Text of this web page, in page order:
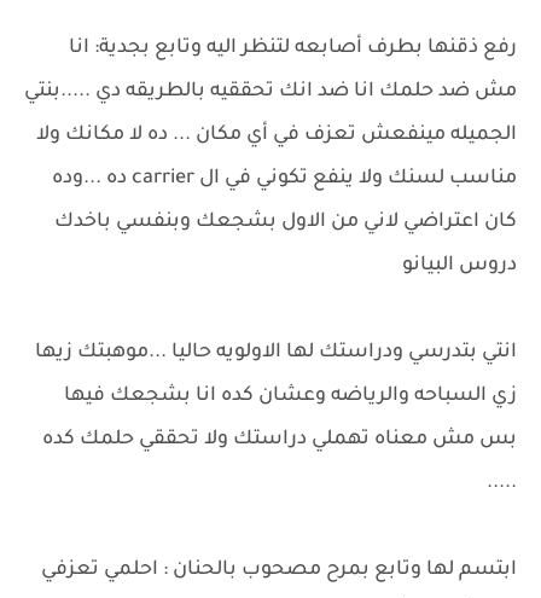
رفع ذقنها بطرف أصابعه لتنظر اليه وتابع بجدية: انا
مش ضد حلمك انا ضد انك تحققيه بالطريقه دي .....بنتي
الجميله مينفعش تعزف في أي مكان ... ده لا مكانك ولا
مناسب لسنك ولا ينفع تكوني في ال carrier ده ...وده
كان اعتراضي لاني من الاول بشجعك وبنفسي باخدك
دروس البيانو
انتي بتدرسي ودراستك لها الاولويه حاليا ...موهبتك زيها
زي السباحه والرياضه وعشان كده انا بشجعك فيها
بس مش معناه تهملي دراستك ولا تحققي حلمك كده
.....
ابتسم لها وتابع بمرح مصحوب بالحنان : احلمي تعزفي